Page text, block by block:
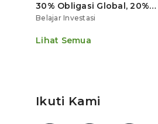
30% Obligasi Global, 20%
Emas, Saham Ekspor Jadi
Belajar Investasi
Lihat Semua
Ikuti Kami